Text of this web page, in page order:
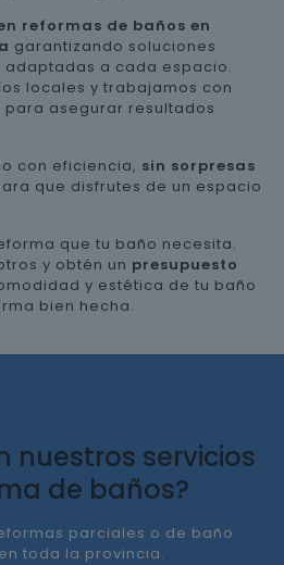
reformas de baños en
garantizando soluciones
a cada espacio.
locales y trabajamos con
asegurar resultados
con eficiencia, sin sorpresas
que disfrutes de un espacio
que tu baño necesita.
y obtén un presupuesto
y estética de tu baño
bien hecha.
nuestros servicios
de baños?
parciales o de baño
toda la provincia.